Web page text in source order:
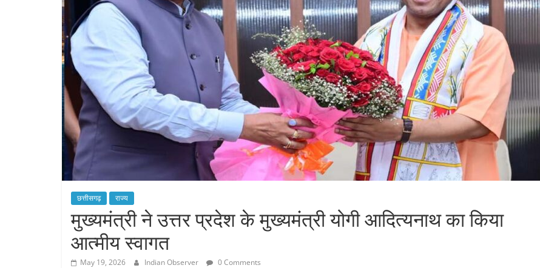
छत्तीसगढ़ राज्य
मुख्यमंत्री ने उत्तर प्रदेश के मुख्यमंत्री योगी आदित्यनाथ का किया
आत्मीय स्वागत
May 19, 2026 Indian Observer 0 Comments